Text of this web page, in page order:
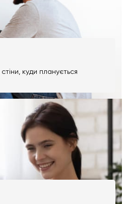
куди планується